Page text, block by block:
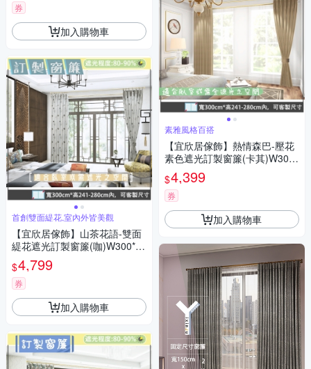
券
加入購物車
首創雙面緹花,室內外皆美觀
【宜欣居傢飾】山茶花語-雙面
緹花遮光訂製窗簾(咖)W300*H
241-280cm以內*2片/台灣製
$4,799
券
加入購物車
素雅風格百搭
【宜欣居傢飾】熱情森巴-壓花
素色遮光訂製窗簾(卡其)W300*
H241-280cm以內*2片/台灣製
$4,399
券
加入購物車